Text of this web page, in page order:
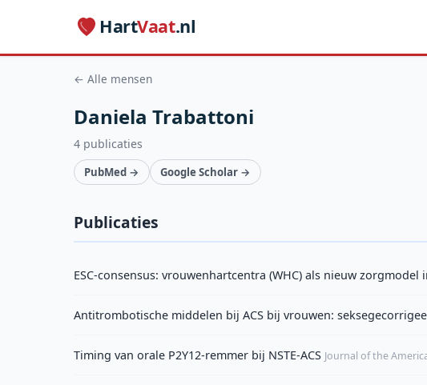
HartVaat.nl
← Alle mensen
Daniela Trabattoni
4 publicaties
PubMed → Google Scholar →
Publicaties
ESC-consensus: vrouwenhartcentra (WHC) als nieuw zorgmodel
Antitrombotische middelen bij ACS bij vrouwen:
Timing van orale P2Y12-remmer bij NSTE-ACS Journal of the